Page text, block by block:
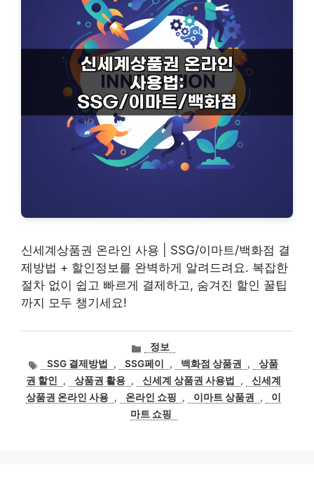
신세계상품권 온라인 사용 | SSG/이마트/백화점 결
제방법 + 할인정보를 완벽하게 알려드려요. 복잡한
절차 없이 쉽고 빠르게 결제하고, 숨겨진 할인 꿀팁
까지 모두 챙기세요!
카
테
고
리
정보
태
그
SSG 결제방법 , SSG페이 , 백화점 상품권 ,
상품
권 할인
, 상품권 활용 , 신세계 상품권 사용법 ,
신세계
상품권 온라인 사용 , 온라인 쇼핑 , 이마트 상품권 ,
이
마트 쇼핑